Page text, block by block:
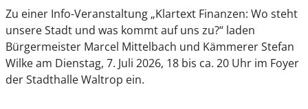
Zu einer Info-Veranstaltung „Klartext Finanzen: Wo steht
unsere Stadt und was kommt auf uns zu?“ laden
Bürgermeister Marcel Mittelbach und Kämmerer Stefan
Wilke am Dienstag, 7. Juli 2026, 18 bis ca. 20 Uhr im Foyer
der Stadthalle Waltrop ein.